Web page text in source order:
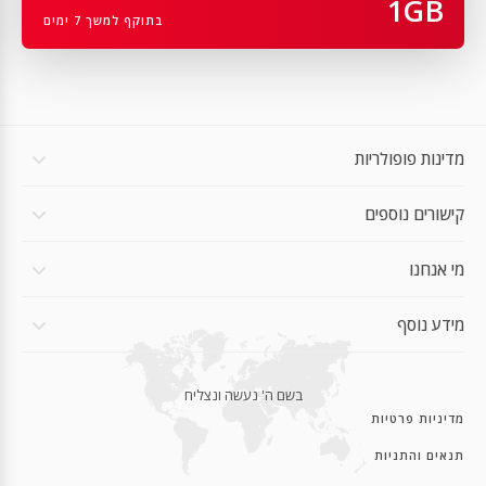
Apple iPad Pro 11 inch 3rd Gen
Apple iPad Air 5th Gen (WiFi+Cellular)
1GB בתוקף למשך 7 ימים
מדינות פופולריות
קישורים נוספים
מי אנחנו
מידע נוסף
בשם ה' נעשה ונצליח
מדיניות פרטיות
תנאים והתניות